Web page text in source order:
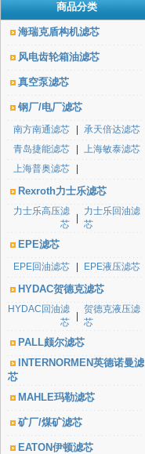
商品分类
海瑞克盾构机滤芯
风电齿轮箱油滤芯
真空泵滤芯
钢厂/电厂滤芯
南方南通滤芯
承天倍达滤芯
青岛捷能滤芯
上海敏泰滤芯
上海普奥滤芯
Rexroth力士乐滤芯
力士乐高压滤
芯
力士乐回油滤
芯
EPE滤芯
EPE回油滤芯 EPE液压滤芯
HYDAC贺德克滤芯
HYDAC回油滤
芯
贺德克液压滤
芯
PALL颇尔滤芯
INTERNORMEN英德诺曼滤
芯
MAHLE玛勒滤芯
矿厂/煤矿滤芯
EATON伊顿滤芯